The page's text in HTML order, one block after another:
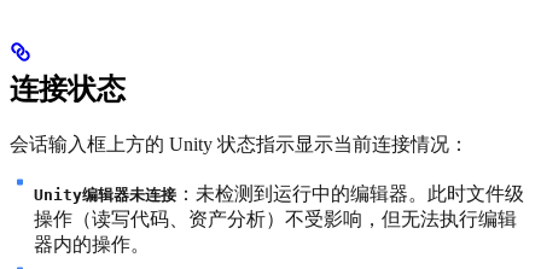
连接状态
会话输入框上方的 Unity 状态指示显示当前连接情况：
Unity编辑器未连接 ：未检测到运行中的编辑器。此时文件级
操作（读写代码、资产分析）不受影响，但无法执行编辑
器内的操作。